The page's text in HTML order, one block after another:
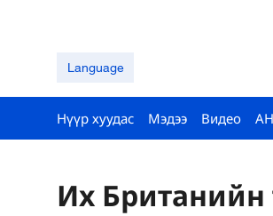
Language
Нүүр хуудас Мэдээ Видео
Их Британийн